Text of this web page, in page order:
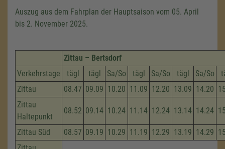
Auszug aus dem Fahrplan der Hauptsaison vom 05. April
bis 2. November 2025.
Zittau – Bertsdorf
Verkehrstage
tägl tägl Sa/So tägl Sa/So tägl Sa/So
Zittau
08.47 09.09 10.20 11.09 12.20 13.09 14.20
Zittau
Haltepunkt
08.52 09.14 10.24 11.14 12.24 13.14 14.24
Zittau Süd 08.57 09.19 10.29 11.19 12.29 13.19 14.29